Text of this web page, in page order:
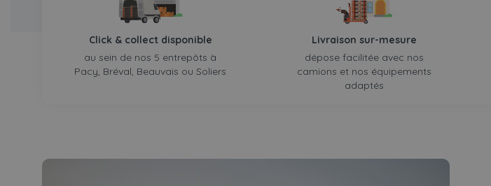
Click & collect disponible
au sein de nos 5 entrepôts à
Pacy, Bréval, Beauvais ou Soliers
Livraison sur-mesure
dépose facilitée avec nos
camions et nos équipements
adaptés